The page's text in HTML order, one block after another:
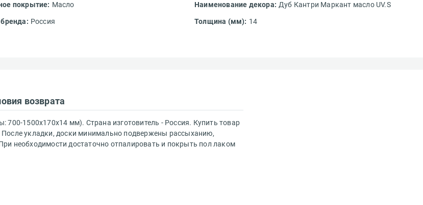
покрытие: Масло
Россия
Наименование декора: Дуб Кантри Маркант масло UV.S
Толщина (мм): 14
возврата
700-1500x170x14 мм). Страна изготовитель - Россия. Купить товар
После укладки, доски минимально подвержены рассыханию,
необходимости достаточно отпалировать и покрыть пол лаком
Ваш e-mail адрес*
Получать эксклюзивные скидки и
понравился сайт?*